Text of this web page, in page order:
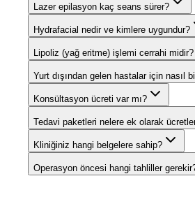
Lazer epilasyon kaç seans sürer?
Hydrafacial nedir ve kimlere uygundur?
Lipoliz (yağ eritme) işlemi cerrahi midir?
Yurt dışından gelen hastalar için nasıl
Konsültasyon ücreti var mı?
Tedavi paketleri nelere ek olarak
Kliniğiniz hangi belgelere sahip?
Operasyon öncesi hangi tahliller